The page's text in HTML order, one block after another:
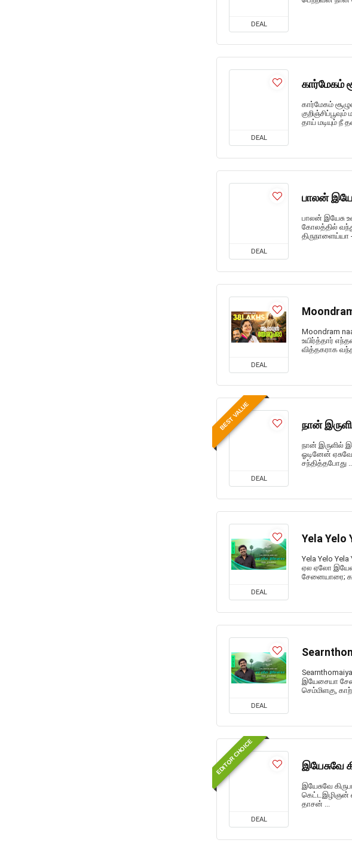
DEAL
DEAL
கார்மேகம்
கார்மேகம்
தாய் மடியும் நீ
DEAL
பாலன்
பாலன் இயேசு
கோலத்தில்
DEAL
Moondram
உயிர்த்தார்
வித்தகராக
BEST VALUE
DEAL
நான்
நான் இருளில்
ஓடினேன்
சந்தித்தபோது
DEAL
Yela
Yela Yelo
ஏல ஏலோ
சேனையாரை;
DEAL
இயேசையா
செம்மிளகு,
EDITOR CHOICE
DEAL
இயேசுவே
இயேசுவே
கெட்டஇழிஞன்
தாசன் ...